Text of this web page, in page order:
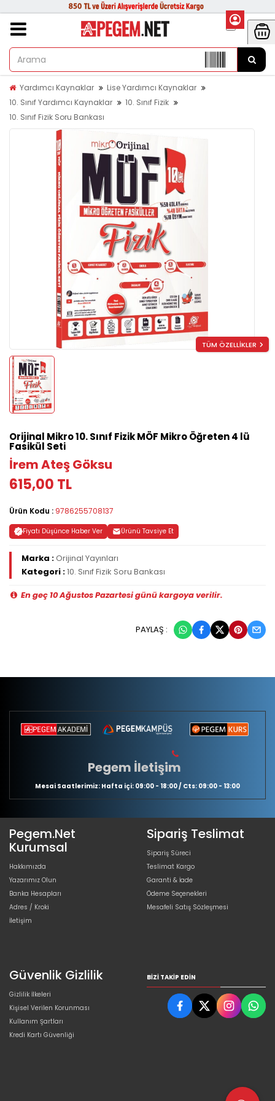
Yardımcı Kaynaklar
Lise Yardımcı Kaynaklar
10. Sınıf Yardımcı Kaynaklar
10. Sınıf Fizik
10. Sınıf Fizik Soru Bankası
TÜM ÖZELLİKLER
Orijinal Mikro 10. Sınıf Fizik MÖF Mikro Öğreten 4 lü
Fasikül Seti
İrem Ateş Göksu
615,00 TL
Ürün Kodu : 9786255708137
Fiyatı Düşünce Haber Ver Ürünü Tavsiye Et
Marka :Orijinal Yayınları
Kategori :10. Sınıf Fizik Soru Bankası
En geç 10 Ağustos Pazartesi günü kargoya verilir.
PAYLAŞ :
Pegem İletişim
Mesai Saatlerimiz: Hafta içi: 09:00 - 18:00 / Cts: 09:00 - 13:00
Pegem.Net
Kurumsal
Hakkımızda
Yazarımız Olun
Banka Hesapları
Adres / Kroki
İletişim
Sipariş Teslimat
Sipariş Süreci
Teslimat Kargo
Garanti & İade
Ödeme Seçenekleri
Mesafeli Satış Sözleşmesi
Güvenlik Gizlilik
Gizlilik İlkeleri
Kişisel Verilen Korunması
Kullanım Şartları
Kredi Kartı Güvenliği
BIZI TAKIP EDIN